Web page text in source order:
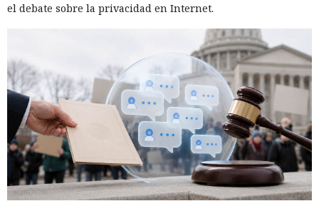
el debate sobre la privacidad en Internet.